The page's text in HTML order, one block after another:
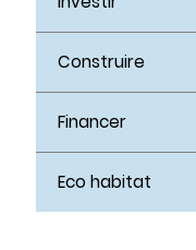
Construire
Financer
Eco habitat